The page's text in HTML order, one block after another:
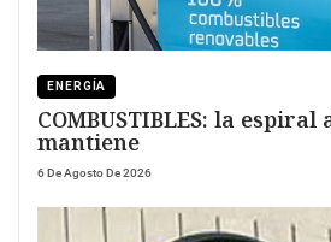
ENERGÍA
COMBUSTIBLES: la espiral
mantiene
6 De Agosto De 2026